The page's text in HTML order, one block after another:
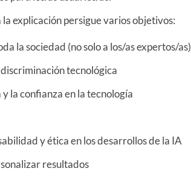
explicación persigue varios objetivos:
la sociedad (no solo a los/as expertos/as)
tecnológica
la confianza en la tecnología
y ética en los desarrollos de la IA
resultados